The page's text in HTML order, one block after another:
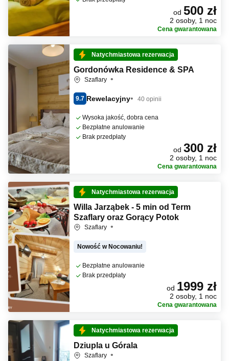
od 500 zł
2 osoby, 1 noc
Cena gwarantowana
Natychmiastowa rezerwacja
Gordonówka Residence & SPA
Szaflary
9.7 Rewelacyjny 40 opinii
Wysoka jakość, dobra cena
Bezpłatne anulowanie
Brak przedpłaty
od 300 zł
2 osoby, 1 noc
Cena gwarantowana
Natychmiastowa rezerwacja
Willa Jarząbek - 5 min od Term
Szaflary oraz Gorący Potok
Szaflary
Nowość w Nocowaniu!
Bezpłatne anulowanie
Brak przedpłaty
od 1999 zł
2 osoby, 1 noc
Cena gwarantowana
Natychmiastowa rezerwacja
Dziupla u Górala
Szaflary